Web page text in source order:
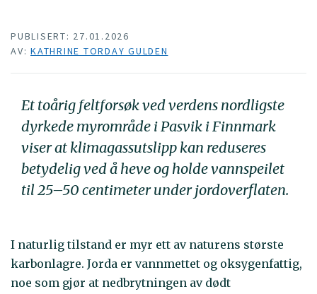
PUBLISERT: 27.01.2026
AV: KATHRINE TORDAY GULDEN
Et toårig feltforsøk ved verdens nordligste
dyrkede myrområde i Pasvik i Finnmark
viser at klimagassutslipp kan reduseres
betydelig ved å heve og holde vannspeilet
til 25–50 centimeter under jordoverflaten.
I naturlig tilstand er myr ett av naturens største
karbonlagre. Jorda er vannmettet og oksygenfattig,
noe som gjør at nedbrytningen av dødt